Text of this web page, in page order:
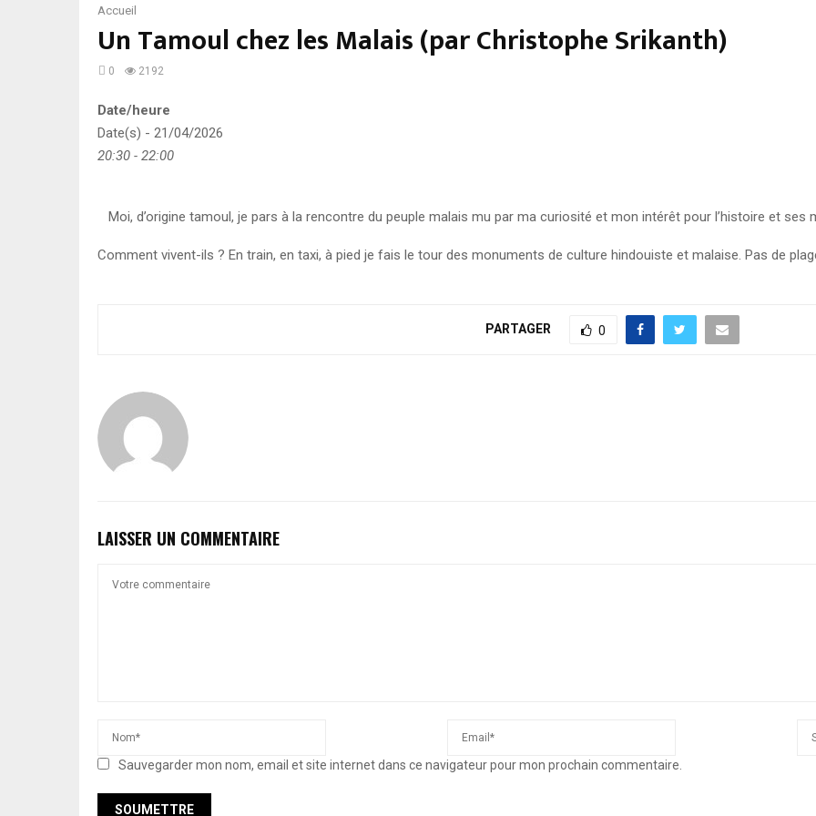
Accueil
Un Tamoul chez les Malais (par Christophe Srikanth)
0 2192
Date/heure
Date(s) - 21/04/2026
20:30 - 22:00
Moi, d’origine tamoul, je pars à la rencontre du peuple malais mu par ma curiosité et mon intérêt pour l’histoire et ses
Comment vivent-ils ? En train, en taxi, à pied je fais le tour des monuments de culture hindouiste et malaise. Pas de
PARTAGER 0
LAISSER UN COMMENTAIRE
Sauvegarder mon nom, email et site internet dans ce navigateur pour mon prochain commentaire.